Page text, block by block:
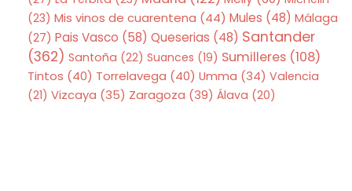
(23) Mis vinos de cuarentena (44) Mules (48) Málaga
(27) Pais Vasco (58) Queserias (48) Santander
(362) Santoña (22) Suances (19) Sumilleres(108)
Tintos (40) Torrelavega (40) Umma (34) Valencia
(21) Vizcaya (35) Zaragoza (39) Álava (20)